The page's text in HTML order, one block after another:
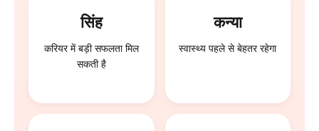
सिंह
करियर में बड़ी सफलता मिल
सकती है
कन्या
स्वास्थ्य पहले से बेहतर रहेगा